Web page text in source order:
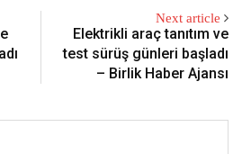
Next article
Elektrikli araç tanıtım ve
test sürüş günleri başladı
– Birlik Haber Ajansı